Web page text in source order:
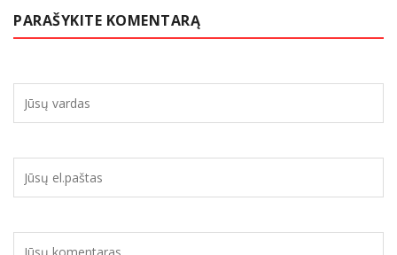
PARAŠYKITE KOMENTARĄ